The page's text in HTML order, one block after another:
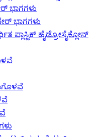
ಭಾಗಗಳು
ಭಾಗಗಳು
ಪ್ಲಾಸ್ಟಿಕ್ ಹೈಡ್ರೋಸೈಕ್ಲೋನ್